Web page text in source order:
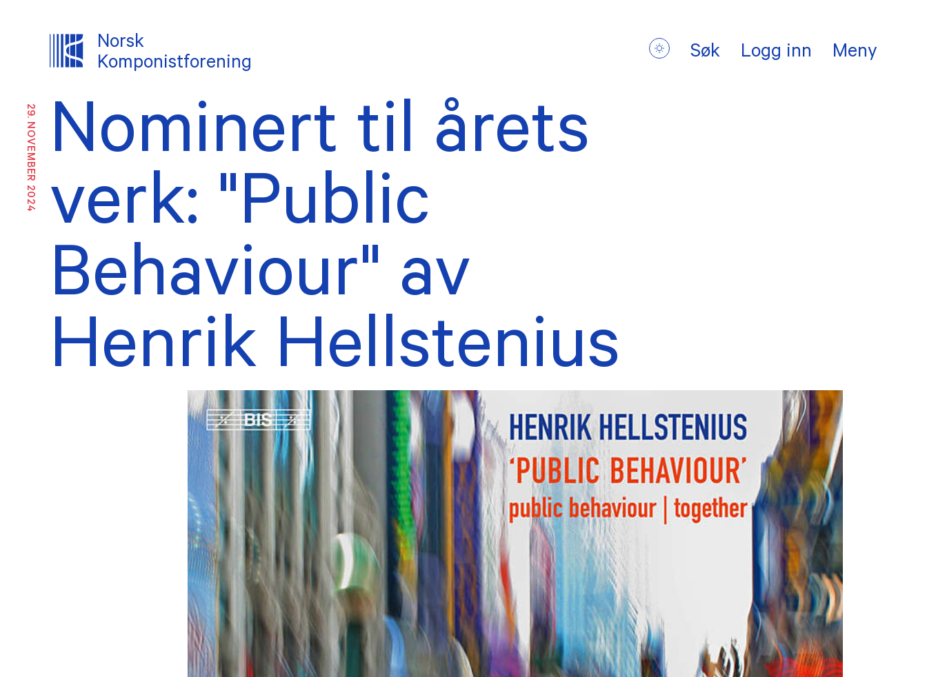
Norsk
Komponistforening
Søk Logg inn Meny
OM NKF
Om oss
Ansatte
Likestillings- og
Eksterne verv
Vedtekter
Årsmeldinger
Forsidesaker
Prioriteringer
Høringer og innspill
Allianser og nettverk
Verktøykassa
Kontraktsmaler
Teatermusikk
Honorarsatser
Om opphavsrett
Bibalohuset i Larvik
Leilighet i Brussel
Andre arbeidsopphold
Maj Sønstevold-prisen
Årets utøver
Aurora Records
KUPP
TILSKUDD
Innspilling
Bearbeiding
Konsertstøtte
Såkornmidler
Tilgjengeliggjøring
Synliggjøring
Mentorordningen
Tildelinger
PRAKTISK INFORMASJON
Nominert til årets
verk: "Public
Behaviour" av
Henrik Hellstenius
29. NOVEMBER 2024